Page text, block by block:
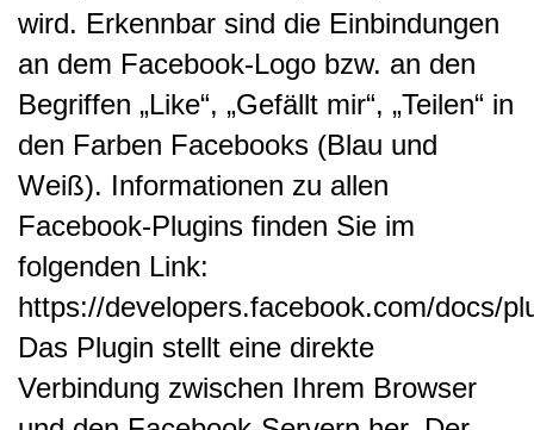
wird. Erkennbar sind die Einbindungen
an dem Facebook-Logo bzw. an den
Begriffen „Like“, „Gefällt mir“, „Teilen“ in
den Farben Facebooks (Blau und
Weiß). Informationen zu allen
Facebook-Plugins finden Sie im
folgenden Link:
https://developers.facebook.com/docs/
Das Plugin stellt eine direkte
Verbindung zwischen Ihrem Browser